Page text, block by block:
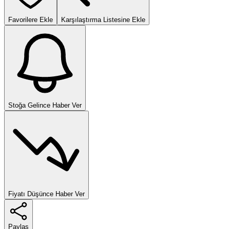
Favorilere Ekle Karşılaştırma Listesine Ekle
Stoğa Gelince Haber Ver
Fiyatı Düşünce Haber Ver
Paylaş